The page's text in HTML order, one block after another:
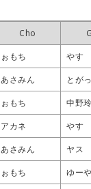
Cho
ぉもち やす
あさみん とが
ぉもち 中野玲
アカネ やす
あさみん ヤス
ぉもち ゆーや
Cho
ぉもち やす
あさみん とが
ぉもち 中野玲
アカネ やす
あさみん ヤス
ぉもち ゆーや
Cho
ぉもち やす
あさみん とが
ぉもち 中野玲
アカネ やす
あさみん ヤス
ぉもち ゆーや
Cho
ぉもち やす
あさみん とが
ぉもち 中野玲
アカネ やす
あさみん ヤス
ぉもち ゆーや